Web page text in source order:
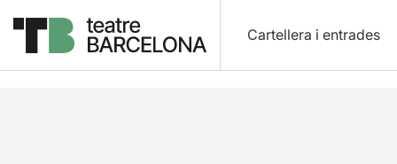
Cartellera i entrades
Descripció Horaris Fitxa artística Fotos i